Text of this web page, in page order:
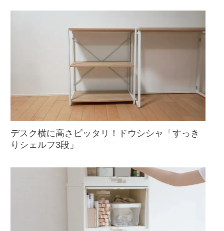
デスク横に高さピッタリ！ドウシシャ「すっき
りシェルフ3段」